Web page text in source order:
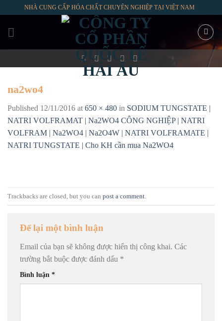
content
NHÀ CUNG CẤP HÓA CHẤT CHUYÊN NGHIỆP TẠI VIỆT NAM
na2wo4
Published 12/11/2016 at 650 × 480 in SODIUM TUNGSTATE |
NATRI VOLFRAMAT | Na2WO4 CÔNG NGHIỆP | NATRI
VOLFRAM | Na2WO4 | Na2O4W | NATRI VOLFRAMATE |
NATRI TUNGSTATE | Cho KH cần mua Na2WO4
Trackbacks are closed, but you can post a comment
Để lại một bình luận
Email của bạn sẽ không được hiển thị công khai. Các
trường bắt buộc được đánh dấu *
Bình luận *